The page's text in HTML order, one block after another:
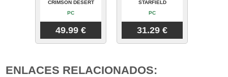
CRIMSON DESERT
PC
49.99 €
STARFIELD
PC
31.29 €
ENLACES RELACIONADOS: